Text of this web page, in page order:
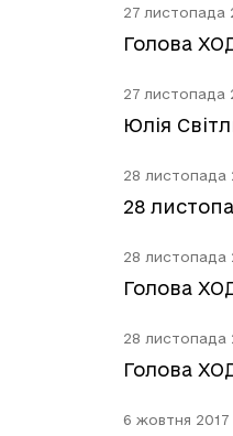
27 листопада
Голова
27 листопада
Юлія
28 листопада
28
28 листопада
Голова
28 листопада
Голова
6 жовтня 2017